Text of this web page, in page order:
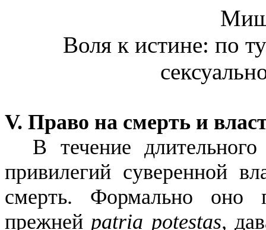
Воля к истине: по
V. Право на смерть и
В течение
привилегий суверенной
смерть. Формально оно
прежней patria potestas,